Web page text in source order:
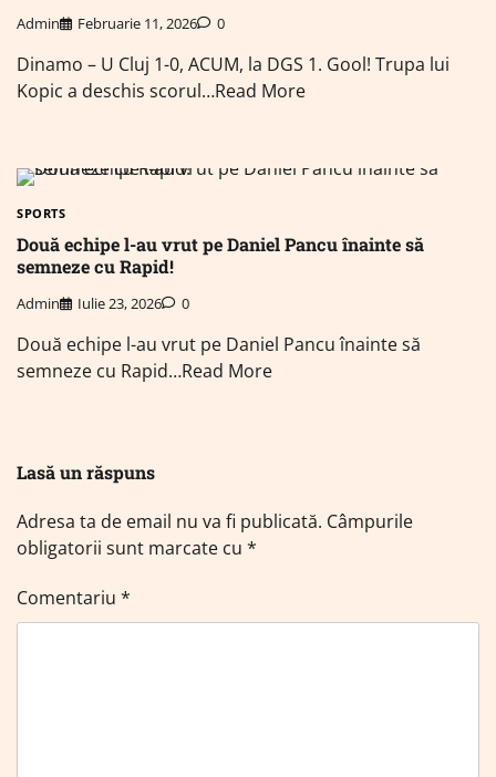
Admin Februarie 11, 2026 0
Dinamo – U Cluj 1-0, ACUM, la DGS 1. Gool! Trupa lui
Kopic a deschis scorul…Read More
SPORTS
Două echipe l-au vrut pe Daniel Pancu înainte să
semneze cu Rapid!
Admin Iulie 23, 2026 0
Două echipe l-au vrut pe Daniel Pancu înainte să
semneze cu Rapid…Read More
Lasă un răspuns
Adresa ta de email nu va fi publicată. Câmpurile
obligatorii sunt marcate cu *
Comentariu *